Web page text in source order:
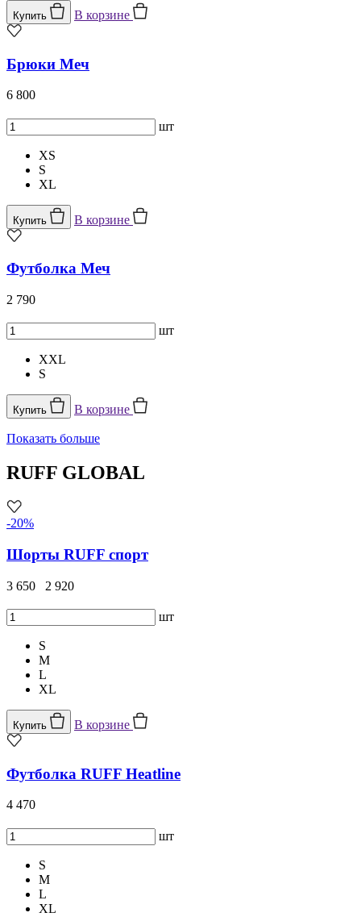
Купить В корзине
Брюки Меч
6 800
шт
XS
S
XL
Купить В корзине
Футболка Меч
2 790
шт
XXL
S
Купить В корзине
Показать больше
RUFF GLOBAL
-20%
Шорты RUFF спорт
3 650 2 920
шт
S
M
L
XL
Купить В корзине
Футболка RUFF Heatline
4 470
шт
S
M
L
XL